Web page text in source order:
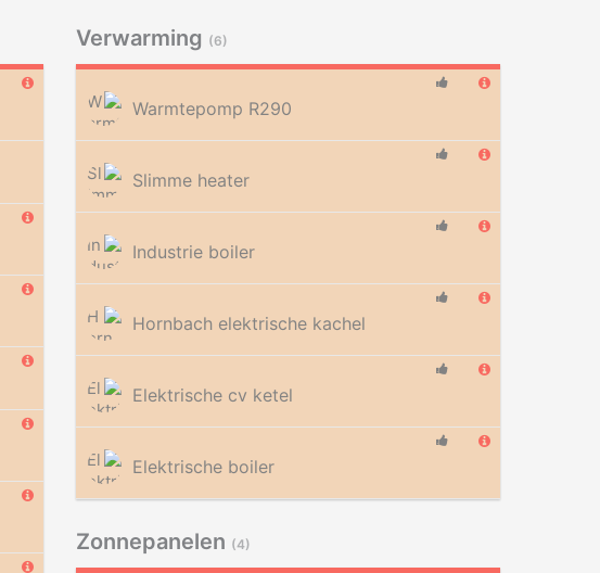
Verwarming (6)
Warmtepomp R290
Slimme heater
Industrie boiler
Hornbach elektrische kachel
Elektrische cv ketel
Elektrische boiler
Zonnepanelen (4)